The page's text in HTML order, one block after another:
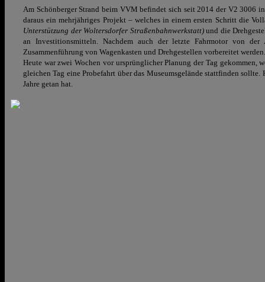
Am Schönberger Strand beim VVM befindet sich seit 2014 der V2 3006
daraus ein mehrjähriges Projekt – welches in einem ersten Schritt die
Unterstützung der Woltersdorfer Straßenbahnwerkstatt)und die
an Investitionsmitteln. Nachdem auch der letzte Fahrmotor von
Zusammenführung von Wagenkasten und Drehgestellen vorbereitet werden.
Heute war zwei Wochen vor ursprünglicher Planung der Tag gekommen,
gleichen Tag eine Probefahrt über das Museumsgelände stattfinden
Jahre getan hat.